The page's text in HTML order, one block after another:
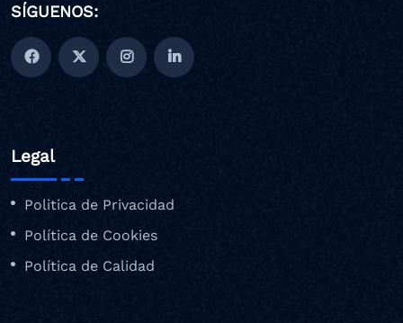
SÍGUENOS:
Legal
Politica de Privacidad
Política de Cookies
Política de Calidad